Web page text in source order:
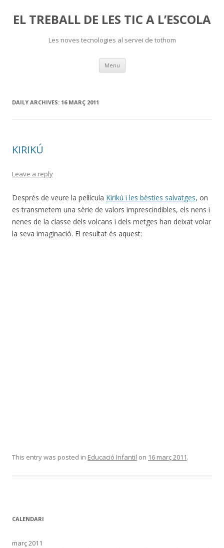
EL TREBALL DE LES TIC A L’ESCOLA
Les noves tecnologies al servei de tothom
Menu Skip
content
DAILY ARCHIVES: 16 MARÇ 2011
KIRIKÚ
Leave a reply
Després de veure la pel·lícula Kirikú i les bèsties salvatges, on
es transmetem una sèrie de valors imprescindibles, els nens i
nenes de la classe dels volcans i dels metges han deixat volar
la seva imaginació. El resultat és aquest:
This entry was posted in Educació Infantil on 16 març 2011.
CALENDARI
març 2011